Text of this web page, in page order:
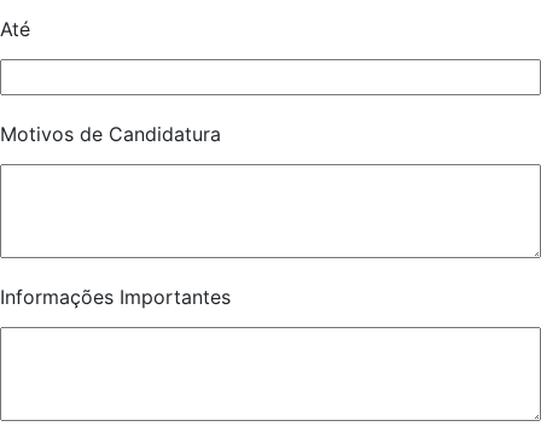
Até
Motivos de Candidatura
Informações Importantes